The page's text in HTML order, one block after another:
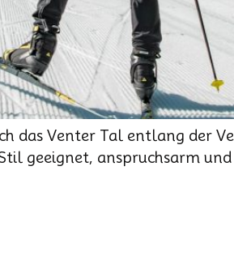
das Venter Tal entlang der
geeignet, anspruchsarm